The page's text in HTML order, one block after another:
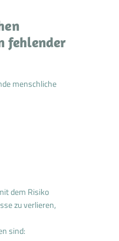
fehlender
menschliche
dem Risiko
zu verlieren,
sind: